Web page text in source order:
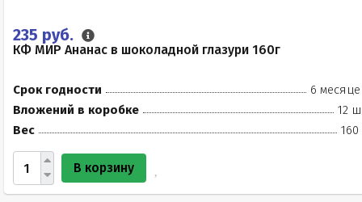
235 руб.
КФ МИР Ананас в шоколадной глазури 160г
Срок годности
6
Вложений в коробке
12
Вес
160
В корзину